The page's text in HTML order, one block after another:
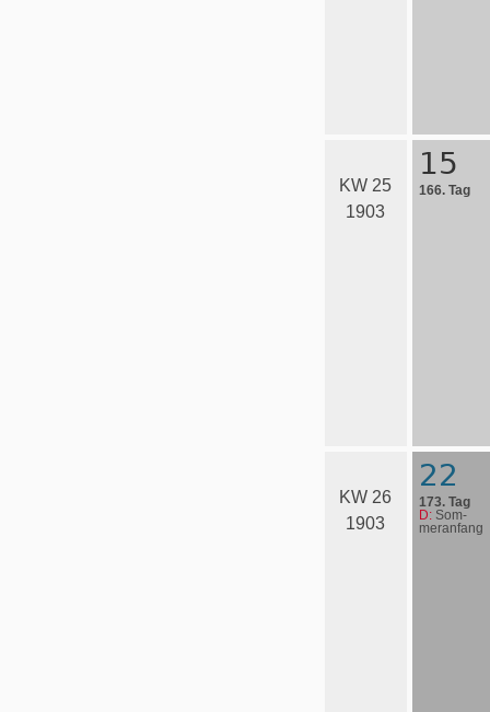
KW 25
1903
15
166. Tag
KW 26
1903
22
173. Tag
D: Som­
mer­an­fang